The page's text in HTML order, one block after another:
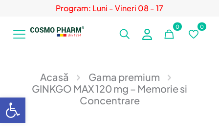
Program: Luni - Vineri 08 - 17
0 0
Acasă
Gama premium
GINKGO MAX 120 mg – Memorie si
Concentrare
Deschide bara de unelte